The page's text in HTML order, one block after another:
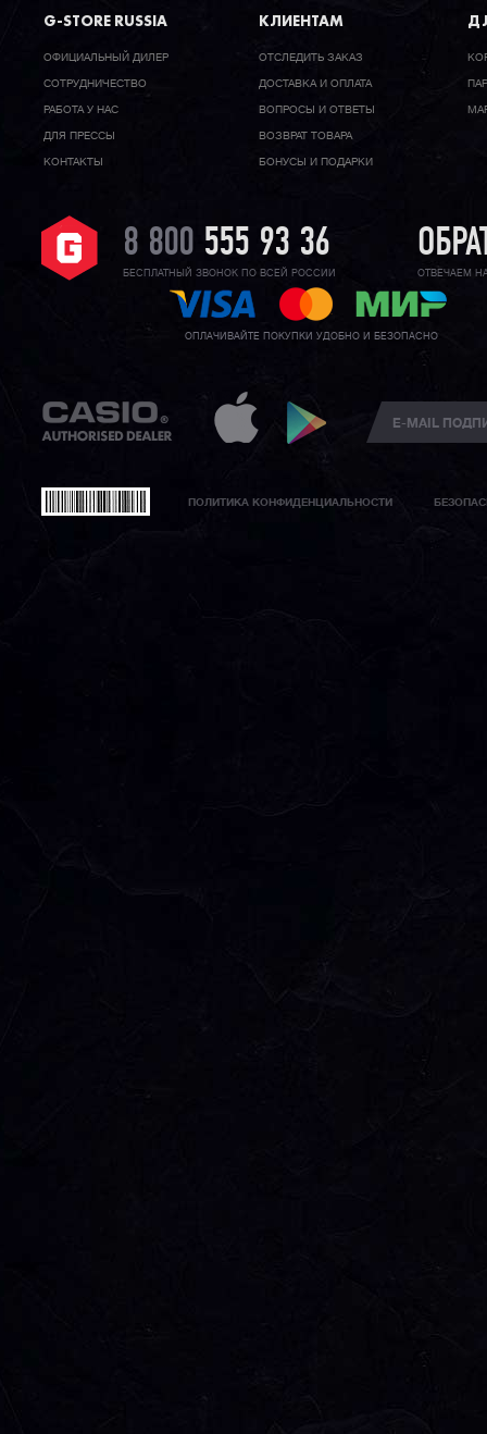
G-STORE RUSSIA
ОФИЦИАЛЬНЫЙ ДИЛЕР
CОТРУДНИЧЕСТВО
РАБОТА У НАС
ДЛЯ ПРЕССЫ
КОНТАКТЫ
КЛИЕНТАМ
ОТСЛЕДИТЬ ЗАКАЗ
ДОСТАВКА И ОПЛАТА
ВОПРОСЫ И ОТВЕТЫ
ВОЗВРАТ ТОВАРА
БОНУСЫ И ПОДАРКИ
8 800 555 93 36
БЕСПЛАТНЫЙ ЗВОНОК ПО ВСЕЙ РОССИИ ОТВЕЧАЕМ
ОПЛАЧИВАЙТЕ ПОКУПКИ УДОБНО И БЕЗОПАСНО
ПОЛИТИКА КОНФИДЕНЦИАЛЬНОСТИ